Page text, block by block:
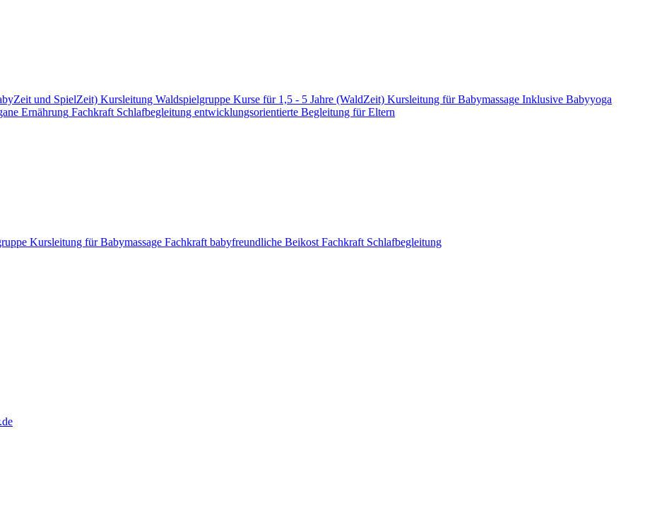
und SpielZeit) Kursleitung Waldspielgruppe Kurse für 1,5 - 5 Jahre (WaldZeit) Kursleitung für Babymassage Inklusive Babyyoga
Ernährung Fachkraft Schlafbegleitung entwicklungsorientierte Begleitung für Eltern
Kursleitung für Babymassage Fachkraft babyfreundliche Beikost Fachkraft Schlafbegleitung